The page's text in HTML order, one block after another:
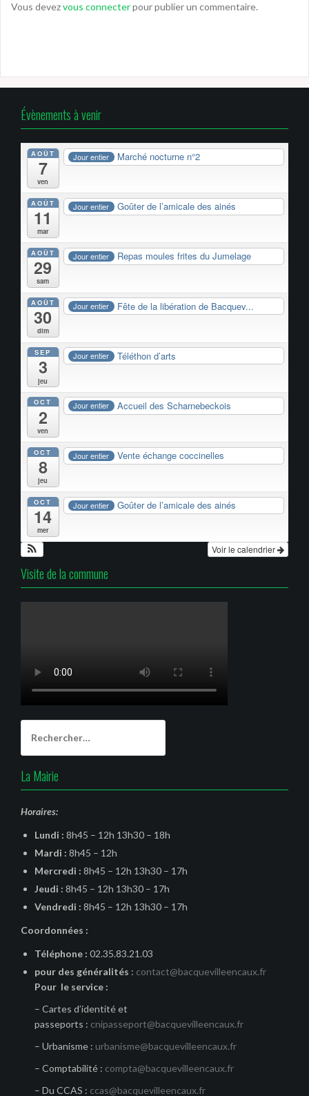
Vous devezvous connecterpour publier un commentaire.
Évènements à venir
AOÛT
7
ven
Jour entier Marché nocturne n°2
AOÛT
11
mar
Jour entier Goûter de l’amicale des ainés
AOÛT
29
sam
Jour entier Repas moules frites du Jumelage
AOÛT
30
dim
Jour entier Fête de la libération de Bacquev...
SEP
3
jeu
Jour entier Téléthon d’arts
OCT
2
ven
Jour entier Accueil des Scharnebeckois
OCT
8
jeu
Jour entier Vente échange coccinelles
OCT
14
mer
Jour entier Goûter de l’amicale des ainés
Voir le calendrier
Visite de la commune
La Mairie
Horaires:
Lundi : 8h45 – 12h 13h30 – 18h
Mardi : 8h45 – 12h
Mercredi : 8h45 – 12h 13h30 – 17h
Jeudi : 8h45 – 12h 13h30 – 17h
Vendredi : 8h45 – 12h 13h30 – 17h
Coordonnées :
Téléphone : 02.35.83.21.03
pour des généralités : contact@bacquevilleencaux.fr
Pour le service :
– Cartes d’identité et
passeports : cnipasseport@bacquevilleencaux.fr
– Urbanisme : urbanisme@bacquevilleencaux.fr
– Comptabilité : compta@bacquevilleencaux.fr
– Du CCAS : ccas@bacquevilleencaux.fr